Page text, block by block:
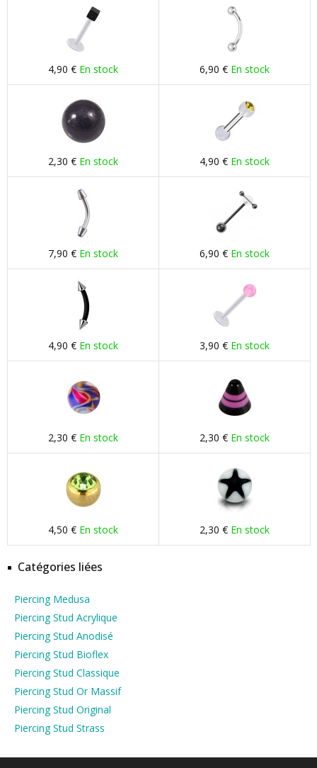
4,90 € En stock 6,90 € En stock
2,30 € En stock 4,90 € En stock
7,90 € En stock 6,90 € En stock
4,90 € En stock 3,90 € En stock
2,30 € En stock 2,30 € En stock
4,50 € En stock 2,30 € En stock
Catégories liées
Piercing Medusa
Piercing Stud Acrylique
Piercing Stud Anodisé
Piercing Stud Bioflex
Piercing Stud Classique
Piercing Stud Or Massif
Piercing Stud Original
Piercing Stud Strass